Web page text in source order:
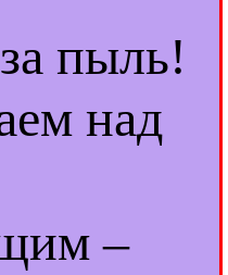
пыль!
над
–